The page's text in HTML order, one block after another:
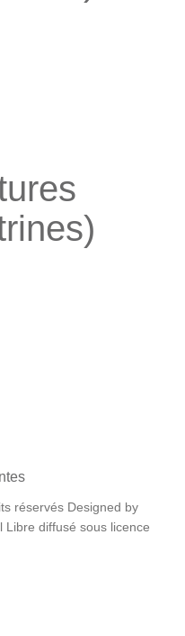
réservés Designed by
Libre diffusé sous licence